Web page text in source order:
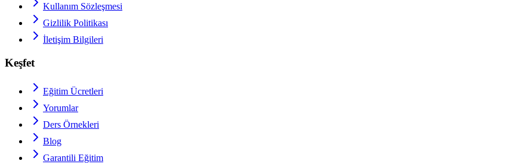
Kullanım Sözleşmesi
Gizlilik Politikası
İletişim Bilgileri
Keşfet
Eğitim Ücretleri
Yorumlar
Ders Örnekleri
Blog
Garantili Eğitim